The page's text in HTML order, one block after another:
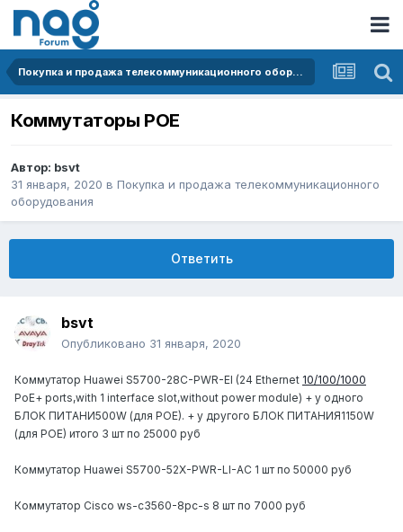
Покупка и продажа телекоммуникационного оборудования
Коммутаторы POE
Автор: bsvt
31 января, 2020 в Покупка и продажа телекоммуникационного
оборудования
Ответить
bsvt
Опубликовано 31 января, 2020
Коммутатор Huawei S5700-28C-PWR-EI (24 Ethernet 10/100/1000
PoE+ ports,with 1 interface slot,without power module) + у одного
БЛОК ПИТАНИ500W (для POE). + у другого БЛОК ПИТАНИЯ1150W
(для POE) итого 3 шт по 25000 руб
Коммутатор Huawei S5700-52X-PWR-LI-AC 1 шт по 50000 руб
Коммутатор Cisco ws-c3560-8pc-s 8 шт по 7000 руб